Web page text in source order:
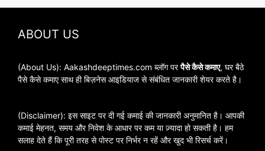
ABOUT US
(About Us): Aakashdeeptimes.com ब्लॉग परपैसे कैसे कमाए, घर बैठे
पैसे कैसे कमाए साथ ही बिज़नेस आइडियाज से संबंधित जानकारी शेयर करते है।
(Disclaimer): इस साइट पर दी गई कमाई की जानकारी अनुमानित है। आपकी
कमाई मेहनत, समय और निवेश के आधार पर कम या ज़्यादा हो सकती है। हम
सलाह देते हैं कि पूरी तरह से पोस्ट पर निर्भर न रहें और खुद भी रिसर्च करें।